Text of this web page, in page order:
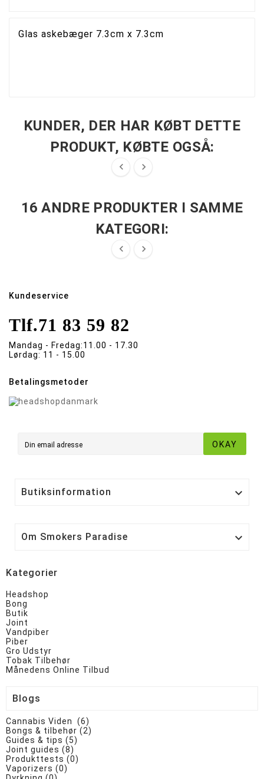
Glas askebæger 7.3cm x 7.3cm
KUNDER, DER HAR KØBT DETTE
PRODUKT, KØBTE OGSÅ:
 
16 ANDRE PRODUKTER I SAMME
KATEGORI:
 
Kundeservice
Tlf.71 83 59 82
Mandag - Fredag:11.00 - 17.30
Lørdag: 11 - 15.00
Betalingsmetoder
OKAY
Butiksinformation 
Om Smokers Paradise 
Kategorier
Headshop
Bong
Butik
Joint
Vandpiber
Piber
Gro Udstyr
Tobak Tilbehør
Månedens Online Tilbud
Blogs
Cannabis Viden (6)
Bongs & tilbehør (2)
Guides & tips (5)
Joint guides (8)
Produkttests (0)
Vaporizers (0)